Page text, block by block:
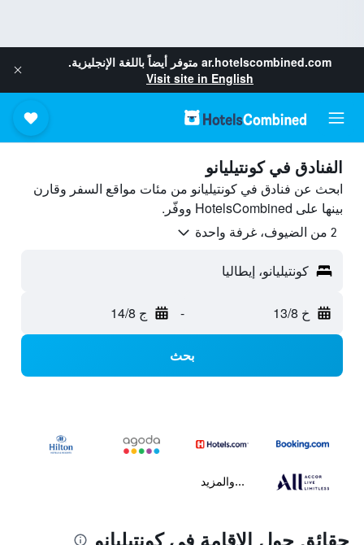
ar.hotelscombined.com متوفر أيضاً باللغة الإنجليزية.
Visit site in English
الفنادق في كونتيليانو
ابحث عن فنادق في كونتيليانو من مئات مواقع السفر وقارن
بينها على HotelsCombined ووفّر.
2 من الضيوف، غرفة واحدة
كونتيليانو، إيطاليا
خ 13/8 - ج 14/8
بحث
...والمزيد
حقائق حول الإقامة في كونتيليانو